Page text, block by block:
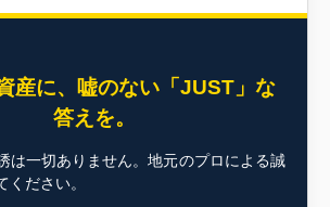
産に、嘘のない「JUST」な
答えを。
は一切ありません。地元のプロによる誠
ください。